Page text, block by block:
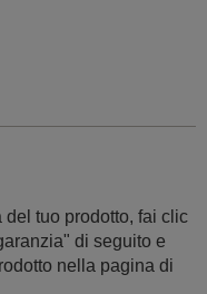
del tuo prodotto, fai clic
di seguito e
nella pagina di